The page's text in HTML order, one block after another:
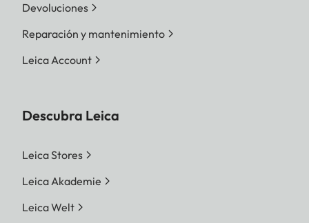
Devoluciones
Reparación y mantenimiento
Leica Account
Descubra Leica
Leica Stores
Leica Akademie
Leica Welt